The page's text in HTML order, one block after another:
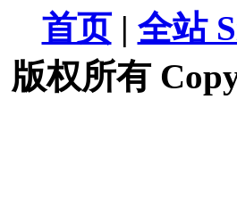
首页| 全站
版权所有